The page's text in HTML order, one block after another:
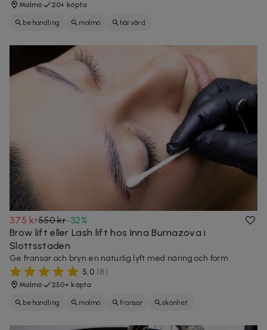
Malmö 20+ köpta
behandling malmö hårvård
375 kr550 kr-32%
Brow lift eller Lash lift hos Inna Burnazova i
Slottsstaden
Ge fransar och bryn en naturlig lyft med näring och form
5,0 (8)
Malmö 250+ köpta
behandling malmö fransar skönhet